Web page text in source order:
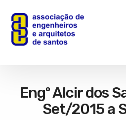
Engº Alcir dos
Set/2015 a